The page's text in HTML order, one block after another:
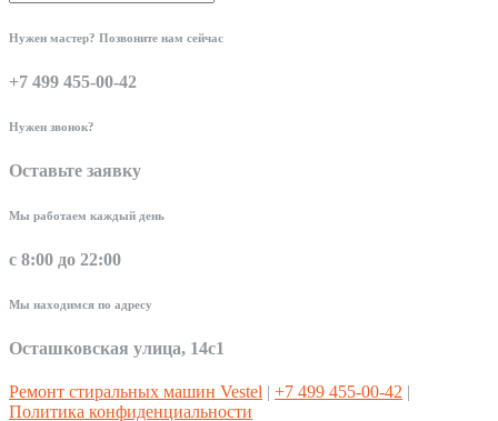
Нужен мастер? Позвоните нам сейчас
+7 499 455-00-42
Нужен звонок?
Оставьте заявку
Мы работаем каждый день
с 8:00 до 22:00
Мы находимся по адресу
Осташковская улица, 14с1
Ремонт стиральных машин Vestel | +7 499 455-00-42 |
Политика конфиденциальности